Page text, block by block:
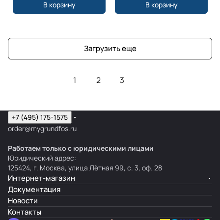
В корзину В корзину
Загрузить еще
1 2 3
+7 (495) 175-1575
order@mygrundfos.ru
Работаем только с юридическими лицами
Юридический адрес:
125424, г. Москва, улица Лётная 99, с. 3, оф. 28
Интернет-магазин
Документация
Новости
Контакты